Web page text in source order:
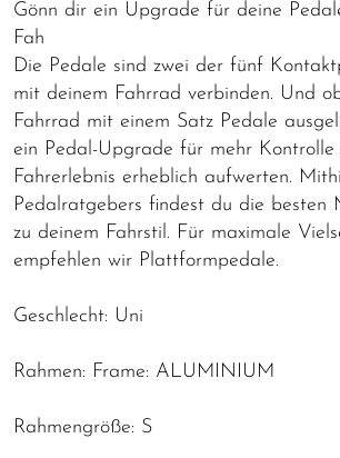
Gönn dir ein Upgrade für deine
Fah
Die Pedale sind zwei der fünf
mit deinem Fahrrad verbinden. Und
Fahrrad mit einem Satz Pedale
ein Pedal-Upgrade für mehr
Fahrerlebnis erheblich aufwerten.
Pedalratgebers findest du die besten
zu deinem Fahrstil. Für maximale
empfehlen wir Plattformpedale.
Geschlecht: Uni
Rahmen: Frame: ALUMINIUM
Rahmengröße: S